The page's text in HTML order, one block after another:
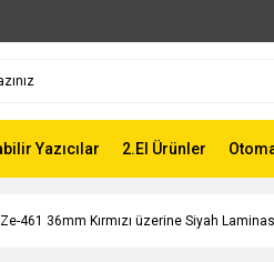
Yazıcılar 2.El Ürünler
461 36mm Kırmızı üzerine Siyah